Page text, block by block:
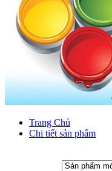
Trang Chủ
Chi tiết sản phẩm